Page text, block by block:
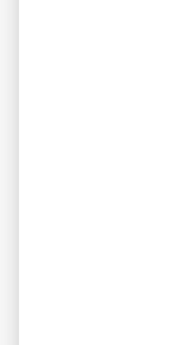
Veillez à
en
cette
médecin,
votre
Pour
efficace
pendant
vous
persistent